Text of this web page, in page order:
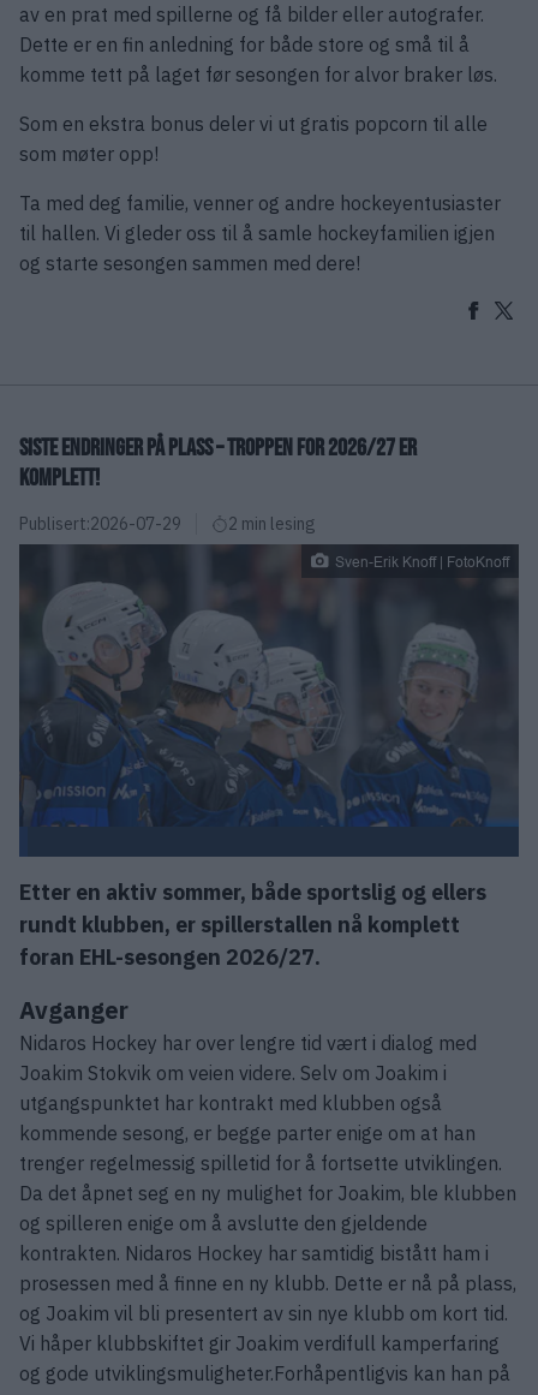
av en prat med spillerne og få bilder eller autografer.
Dette er en fin anledning for både store og små til å
komme tett på laget før sesongen for alvor braker løs.
Som en ekstra bonus deler vi ut gratis popcorn til alle
som møter opp!
Ta med deg familie, venner og andre hockeyentusiaster
til hallen. Vi gleder oss til å samle hockeyfamilien igjen
og starte sesongen sammen med dere!
SISTE ENDRINGER PÅ PLASS – TROPPEN FOR 2026/27 ER
KOMPLETT!
Publisert:2026-07-29 2 min lesing
Sven-Erik Knoff | FotoKnoff
Etter en aktiv sommer, både sportslig og ellers
rundt klubben, er spillerstallen nå komplett
foran EHL-sesongen 2026/27.
Avganger
Nidaros Hockey har over lengre tid vært i dialog med
Joakim Stokvik om veien videre. Selv om Joakim i
utgangspunktet har kontrakt med klubben også
kommende sesong, er begge parter enige om at han
trenger regelmessig spilletid for å fortsette utviklingen.
Da det åpnet seg en ny mulighet for Joakim, ble klubben
og spilleren enige om å avslutte den gjeldende
kontrakten. Nidaros Hockey har samtidig bistått ham i
prosessen med å finne en ny klubb. Dette er nå på plass,
og Joakim vil bli presentert av sin nye klubb om kort tid.
Vi håper klubbskiftet gir Joakim verdifull kamperfaring
og gode utviklingsmuligheter.Forhåpentligvis kan han på